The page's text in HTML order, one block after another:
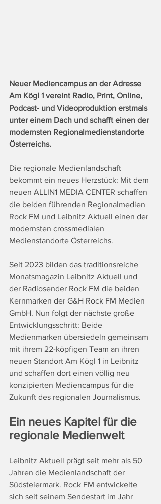
Neuer Mediencampus an der Adresse
Am Kögl 1 vereint Radio, Print, Online,
Podcast- und Videoproduktion erstmals
unter einem Dach und schafft einen der
modernsten Regionalmedienstandorte
Österreichs.
Die regionale Medienlandschaft
bekommt ein neues Herzstück: Mit dem
neuen ALLIN1 MEDIA CENTER schaffen
die beiden führenden Regionalmedien
Rock FM und Leibnitz Aktuell einen der
modernsten crossmedialen
Medienstandorte Österreichs.
Seit 2023 bilden das traditionsreiche
Monatsmagazin Leibnitz Aktuell und
der Radiosender Rock FM die beiden
Kernmarken der G&H Rock FM Medien
GmbH. Nun folgt der nächste große
Entwicklungsschritt: Beide
Medienmarken übersiedeln gemeinsam
mit ihrem 22-köpfigen Team an ihren
neuen Standort Am Kögl 1 in Leibnitz
und schaffen dort einen völlig neu
konzipierten Mediencampus für die
Zukunft des regionalen Journalismus.
Ein neues Kapitel für die
regionale Medienwelt
Leibnitz Aktuell prägt seit mehr als 50
Jahren die Medienlandschaft der
Südsteiermark. Rock FM entwickelte
sich seit seinem Sendestart im Jahr